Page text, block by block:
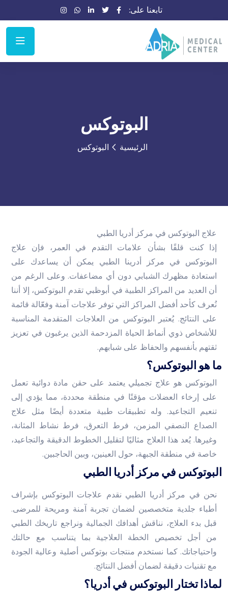
تابعنا على:
البوتوكس
الرئيسية البوتوكس
علاج البوتوكس في مركز أدريا الطبي
إذا كنت قلقًا بشأن علامات التقدم في العمر، فإن علاج
البوتوكس في مركز أدرينا الطبي يمكن أن يساعدك على
استعادة مظهرك الشبابي دون أي مضاعفات. وعلى الرغم من
أن العديد من المراكز الطبية في أبوظبي تقدم البوتوكس، إلا أننا
نُعرف كأحد أفضل المراكز التي توفر علاجات آمنة وفعّالة قائمة
على النتائج. يُعتبر البوتوكس من العلاجات المتقدمة المناسبة
للأشخاص ذوي أنماط الحياة المزدحمة الذين يرغبون في تعزيز
ثقتهم بأنفسهم والحفاظ على شبابهم.
ما هو البوتوكس؟
البوتوكس هو علاج تجميلي يعتمد على حقن مادة دوائية تعمل
على إرخاء العضلات مؤقتًا في منطقة محددة، مما يؤدي إلى
تنعيم التجاعيد. وله تطبيقات طبية متعددة أيضًا مثل علاج
الصداع النصفي المزمن، فرط التعرق، فرط نشاط المثانة،
وغيرها. يُعد هذا العلاج مثاليًا لتقليل الخطوط الدقيقة والتجاعيد،
خاصة في منطقة الجبهة، حول العينين، وبين الحاجبين.
البوتوكس في مركز أدريا الطبي
نحن في مركز أدريا الطبي نقدم علاجات البوتوكس بإشراف
أطباء جلدية متخصصين لضمان تجربة آمنة ومريحة للمرضى.
قبل بدء العلاج، نناقش أهدافك الجمالية ونراجع تاريخك الطبي
من أجل تخصيص الخطة العلاجية بما يتناسب مع حالتك
واحتياجاتك. كما نستخدم منتجات بوتوكس أصلية وعالية الجودة
مع تقنيات دقيقة لضمان أفضل النتائج.
لماذا تختار البوتوكس في أدريا؟